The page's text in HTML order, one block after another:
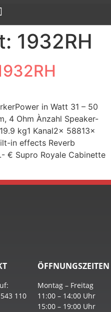
1932RH
in Watt 31 – 50
4 Ohm Ànzahl Speaker-
kg1 Kanal2× 58813x
in effects Reverb
€ Supro Royale Cabinette
110
ÖFFNUNGSZEITEN
Montag – Freitag
11:00 – 14:00 Uhr
15:00 – 19:00 Uhr